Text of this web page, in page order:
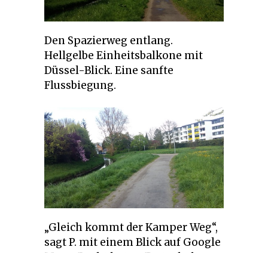
Den Spazierweg entlang.
Hellgelbe Einheitsbalkone mit
Düssel-Blick. Eine sanfte
Flussbiegung.
„Gleich kommt der Kamper Weg“,
sagt P. mit einem Blick auf Google